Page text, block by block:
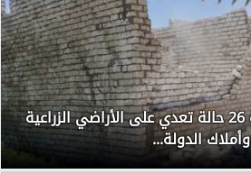
محافظ أسيوط : إزالة 26 حالة تعدي على الأراضي الزراعية
وأملاك الدولة...